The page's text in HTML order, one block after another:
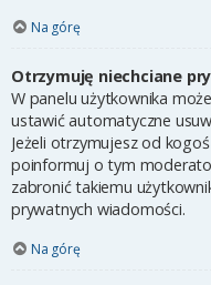
Na górę
Otrzymuję niechciane
W panelu użytkownika
ustawić automatyczne
Jeżeli otrzymujesz od
poinformuj o tym
zabronić takiemu
prywatnych wiadomości.
Na górę